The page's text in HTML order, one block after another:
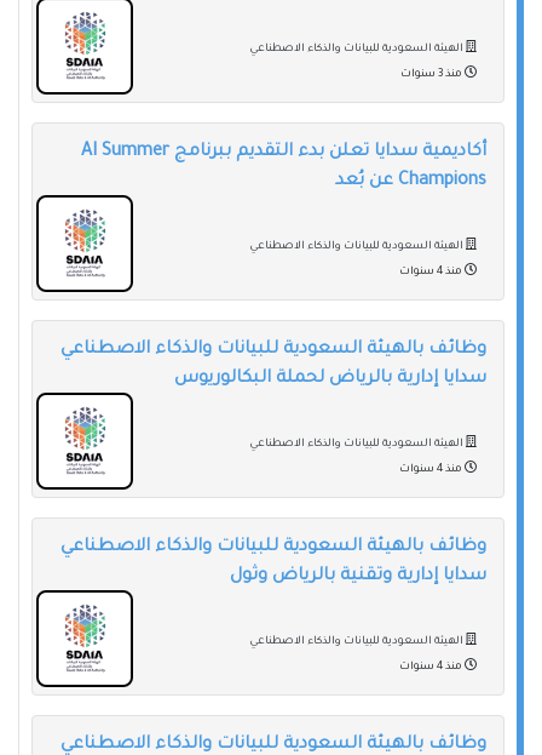
الهيئة السعودية للبيانات والذكاء الاصطناعي
منذ 3 سنوات
أكاديمية سدايا تعلن بدء التقديم ببرنامج AI Summer
Champions عن بُعد
الهيئة السعودية للبيانات والذكاء الاصطناعي
منذ 4 سنوات
وظائف بالهيئة السعودية للبيانات والذكاء الاصطناعي
سدايا إدارية بالرياض لحملة البكالوريوس
الهيئة السعودية للبيانات والذكاء الاصطناعي
منذ 4 سنوات
وظائف بالهيئة السعودية للبيانات والذكاء الاصطناعي
سدايا إدارية وتقنية بالرياض وثول
الهيئة السعودية للبيانات والذكاء الاصطناعي
منذ 4 سنوات
وظائف بالهيئة السعودية للبيانات والذكاء الاصطناعي